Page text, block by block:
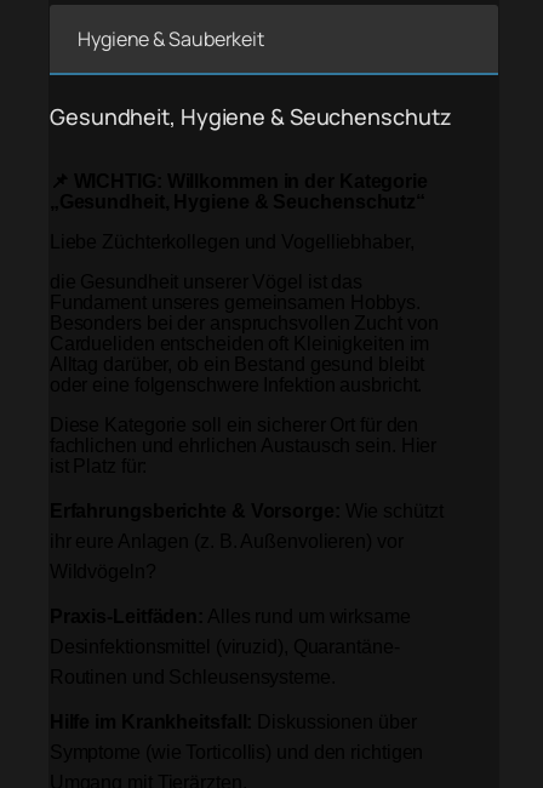
Hygiene & Sauberkeit
Gesundheit, Hygiene & Seuchenschutz